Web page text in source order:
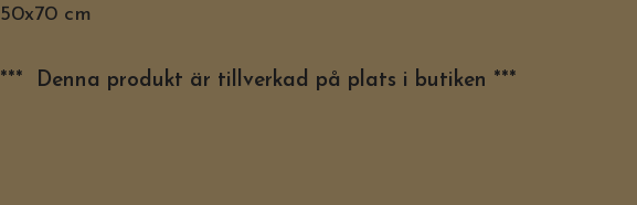
50x70 cm
*** Denna produkt är tillverkad på plats i butiken ***